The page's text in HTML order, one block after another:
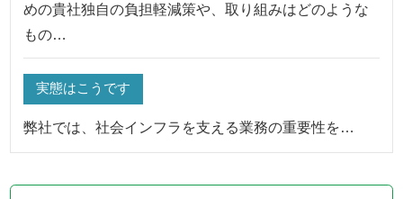
めの貴社独自の負担軽減策や、取り組みはどのような
もの…
実態はこうです
弊社では、社会インフラを支える業務の重要性を…